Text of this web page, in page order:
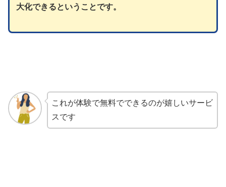
大化できるということです。
これが体験で無料でできるのが嬉しいサービ
スです